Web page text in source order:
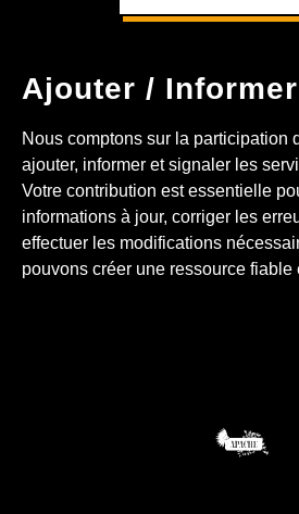
Ajouter / Informer
Nous comptons sur la participation
ajouter, informer et signaler les
Votre contribution est essentielle
informations à jour, corriger les
effectuer les modifications
pouvons créer une ressource fiable